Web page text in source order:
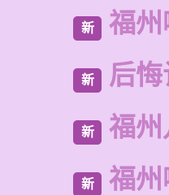
新 福
新 后
新 福
新 福